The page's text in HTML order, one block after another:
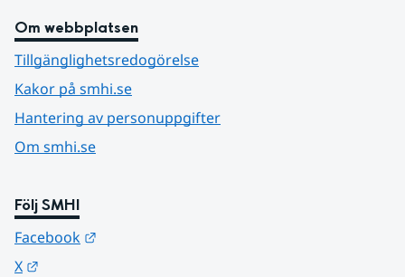
Om webbplatsen
Tillgänglighetsredogörelse
Kakor på smhi.se
Hantering av personuppgifter
Om smhi.se
Följ SMHI
Facebook
X